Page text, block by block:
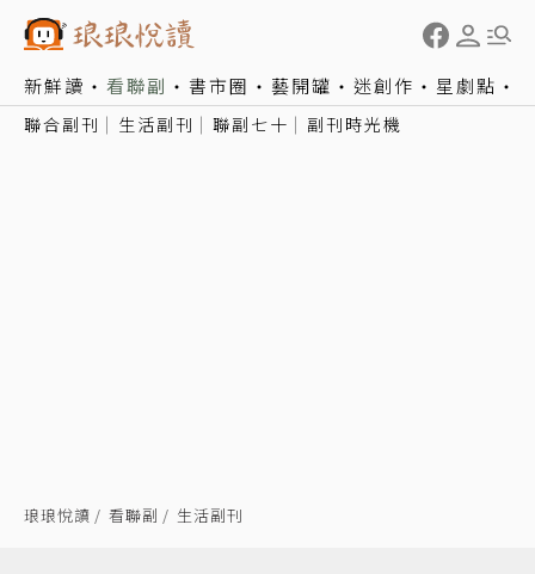
新鮮讀 看聯副 書市圈 藝開罐 迷創作 星劇點
聯合副刊 生活副刊 聯副七十 副刊時光機
琅琅悅讀 看聯副 生活副刊